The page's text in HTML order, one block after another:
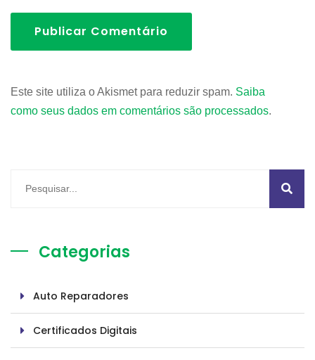
Publicar Comentário
Este site utiliza o Akismet para reduzir spam. Saiba
como seus dados em comentários são processados.
Categorias
Auto Reparadores
Certificados Digitais